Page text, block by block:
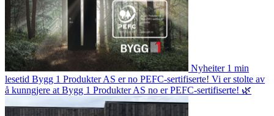
Nyheiter 1 min
lesetid Bygg 1 Produkter AS er no PEFC-sertifiserte! Vi er stolte av
å kunngjere at Bygg 1 Produkter AS no er PEFC-sertifiserte! 🌿